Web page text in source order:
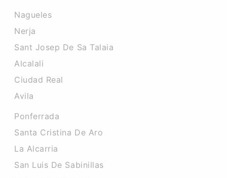
Nagueles
Nerja
Sant Josep De Sa Talaia
Alcalali
Ciudad Real
Avila
Ponferrada
Santa Cristina De Aro
La Alcarria
San Luis De Sabinillas